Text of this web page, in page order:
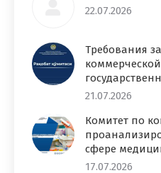
22.07.2026
Требования
21.07.2026
Комитет по
сфере
17.07.2026